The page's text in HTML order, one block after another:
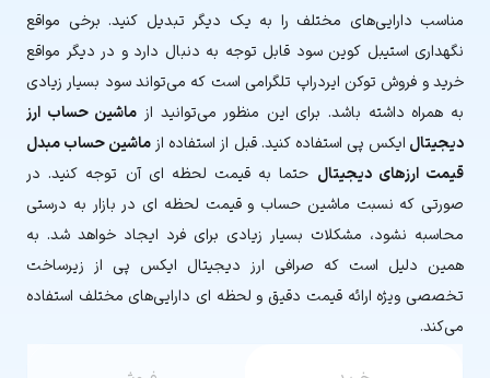
مناسب دارایی‌های مختلف را به یک دیگر تبدیل کنید. برخی مواقع
نگهداری استیبل کوین سود قابل توجه به دنبال دارد و در دیگر مواقع
خرید و فروش توکن ایردراپ تلگرامی است که می‌تواند سود بسیار زیادی
به همراه داشته باشد. برای این منظور می‌توانید از ماشین حساب ارز
دیجیتال ایکس پی استفاده کنید. قبل از استفاده از ماشین حساب مبدل
قیمت ارزهای دیجیتال حتما به قیمت لحظه ای آن توجه کنید. در
صورتی که نسبت ماشین حساب و قیمت لحظه ای در بازار به درستی
محاسبه نشود، مشکلات بسیار زیادی برای فرد ایجاد خواهد شد. به
همین دلیل است که صرافی ارز دیجیتال ایکس پی از زیرساخت
تخصصی ویژه ارائه قیمت دقیق و لحظه ای دارایی‌های مختلف استفاده
می‌کند.